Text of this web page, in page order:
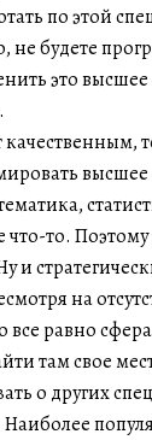
по этой
не будете
это высшее
качественным,
высшее
то. Поэтому
и
на
все равно
там свое
о других